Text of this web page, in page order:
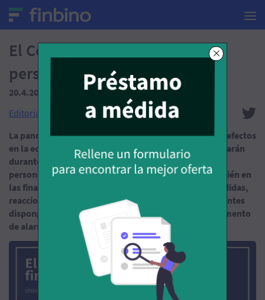
El Coronavirus y las finanzas
personales - últimas noticias
20.4.2020
(Tiempo de lectura: 20 min.)
Editorial del portal Finbino
La pandemia global del COVID-19 (Coronavirus) tiene efectos
en la economía global y sus consecuencias se prolongarán
durante un tiempo incierto, afectando a empresas y
personas por igual en el ámbito de la salud pero también en
las finanzas. En este artículo resumimos aquellas medidas,
reacciones y noticias más relevantes que nuestros clientes
dispongan de toda la información posible en este momento
de alarma, desconfianza e incertidumbre.